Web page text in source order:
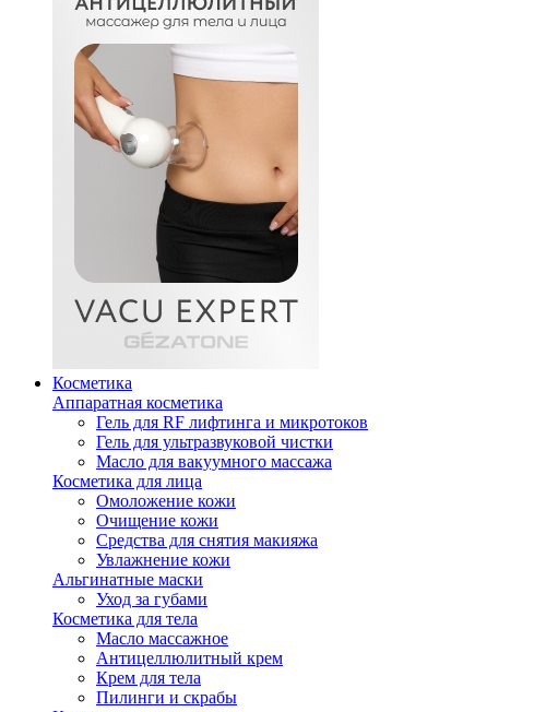
Косметика
Аппаратная косметика
Гель для RF лифтинга и микротоков
Гель для ультразвуковой чистки
Масло для вакуумного массажа
Косметика для лица
Омоложение кожи
Очищение кожи
Средства для снятия макияжа
Увлажнение кожи
Альгинатные маски
Уход за губами
Косметика для тела
Масло массажное
Антицеллюлитный крем
Крем для тела
Пилинги и скрабы